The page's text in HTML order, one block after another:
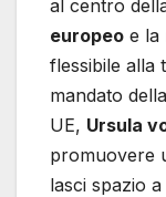
al centro
europeo e la
flessibile alla
mandato
UE, Ursula
promuovere
lasci spazio